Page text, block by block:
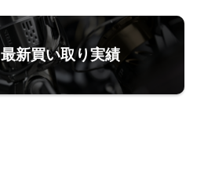
最新買い取り実績